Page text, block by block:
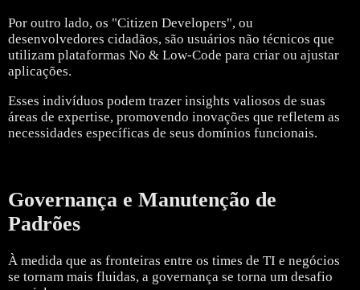
Por outro lado, os "Citizen Developers", ou
desenvolvedores cidadãos, são usuários não técnicos que
utilizam plataformas No & Low-Code para criar ou ajustar
aplicações.
Esses indivíduos podem trazer insights valiosos de suas
áreas de expertise, promovendo inovações que refletem as
necessidades específicas de seus domínios funcionais.
Governança e Manutenção de
Padrões
À medida que as fronteiras entre os times de TI e negócios
se tornam mais fluidas, a governança se torna um desafio